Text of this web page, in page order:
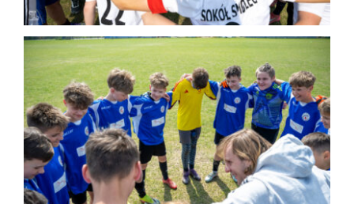
2026-04-11 Sokół Smolec – Forza
Wrocław
Mecz Mecz młodzików